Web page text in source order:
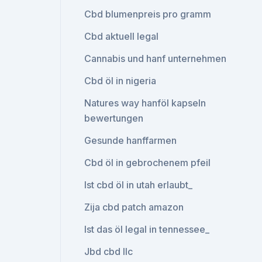
Cbd blumenpreis pro gramm
Cbd aktuell legal
Cannabis und hanf unternehmen
Cbd öl in nigeria
Natures way hanföl kapseln
bewertungen
Gesunde hanffarmen
Cbd öl in gebrochenem pfeil
Ist cbd öl in utah erlaubt_
Zija cbd patch amazon
Ist das öl legal in tennessee_
Jbd cbd llc